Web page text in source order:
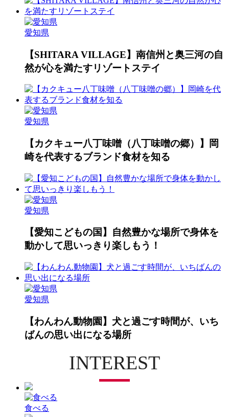
愛知県
【SHITARA VILLAGE】南信州と奥三河の自
然が心を満たすリゾートステイ
愛知県
【カクキュー八丁味噌（八丁味噌の郷）】岡
崎を代表するブランド食材を知る
愛知県
【愛知こどもの国】自然豊かな場所で身体を
動かして思いっきり楽しもう！
愛知県
【わんわん動物園】犬と過ごす時間が、いち
ばんの思い出になる場所
INTEREST
食べる